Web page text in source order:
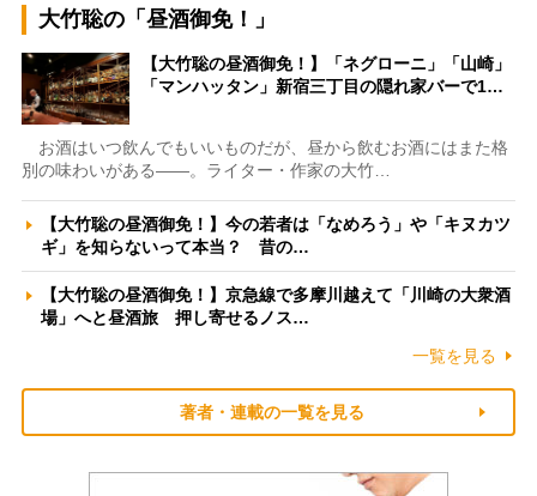
大竹聡の「昼酒御免！」
【大竹聡の昼酒御免！】「ネグローニ」「山崎」
「マンハッタン」新宿三丁目の隠れ家バーで1…
お酒はいつ飲んでもいいものだが、昼から飲むお酒にはまた格
別の味わいがある――。ライター・作家の大竹…
【大竹聡の昼酒御免！】今の若者は「なめろう」や「キヌカツ
ギ」を知らないって本当？ 昔の…
【大竹聡の昼酒御免！】京急線で多摩川越えて「川崎の大衆酒
場」へと昼酒旅 押し寄せるノス…
一覧を見る
著者・連載の一覧を見る